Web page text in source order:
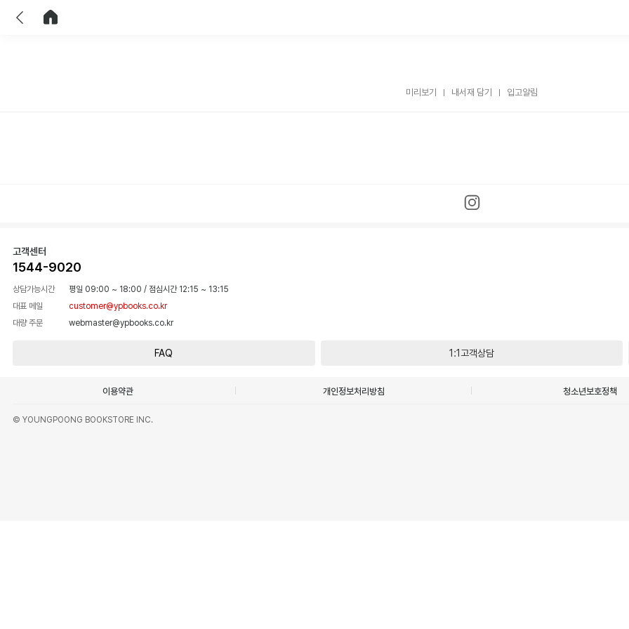
미리보기 내서재 담기 입고알림
고객센터
1544-9020
상담가능시간 평일 09:00 ~ 18:00 / 점심시간 12:15 ~ 13:15
대표 메일
customer@ypbooks.co.kr
대량 주문
webmaster@ypbooks.co.kr
FAQ 1:1고객상담
이용약관 개인정보처리방침 청소년보호정책
© YOUNGPOONG BOOKSTORE INC.